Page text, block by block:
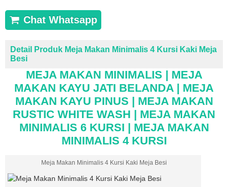
Chat Whatsapp
Detail Produk Meja Makan Minimalis 4 Kursi Kaki Meja
Besi
MEJA MAKAN MINIMALIS | MEJA
MAKAN KAYU JATI BELANDA | MEJA
MAKAN KAYU PINUS | MEJA MAKAN
RUSTIC WHITE WASH | MEJA MAKAN
MINIMALIS 6 KURSI | MEJA MAKAN
MINIMALIS 4 KURSI
Meja Makan Minimalis 4 Kursi Kaki Meja Besi